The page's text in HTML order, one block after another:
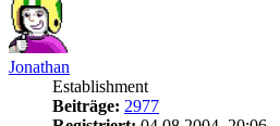
Jonathan
Establishment
Beiträge: 2977